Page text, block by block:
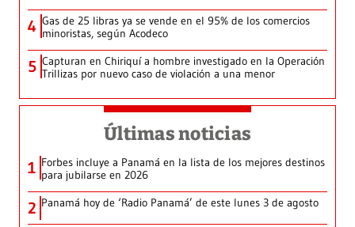
4 Gas de 25 libras ya se vende en el 95% de los comercios
minoristas, según Acodeco
5 Capturan en Chiriquí a hombre investigado en la Operación
Trillizas por nuevo caso de violación a una menor
Últimas noticias
1 Forbes incluye a Panamá en la lista de los mejores destinos
para jubilarse en 2026
2 Panamá hoy de ‘Radio Panamá’ de este lunes 3 de agosto